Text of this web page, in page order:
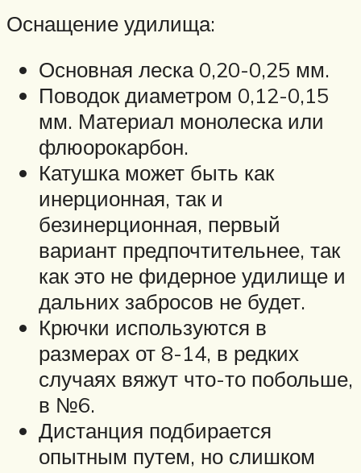
Оснащение удилища:
Основная леска 0,20-0,25 мм.
Поводок диаметром 0,12-0,15
мм. Материал монолеска или
флюорокарбон.
Катушка может быть как
инерционная, так и
безинерционная, первый
вариант предпочтительнее, так
как это не фидерное удилище и
дальних забросов не будет.
Крючки используются в
размерах от 8-14, в редких
случаях вяжут что-то побольше,
в №6.
Дистанция подбирается
опытным путем, но слишком